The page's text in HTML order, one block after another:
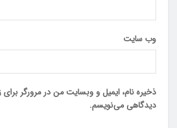
وب‌ سایت
ذخیره نام، ایمیل و وبسایت من در مرورگر برای
دیدگاهی می‌نویسم.